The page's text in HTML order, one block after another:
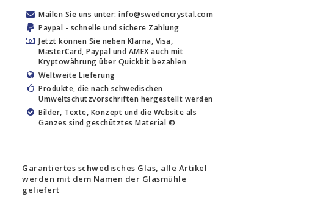
Mailen Sie uns unter: info@swedencrystal.com
Paypal - schnelle und sichere Zahlung
Jetzt können Sie neben Klarna, Visa,
MasterCard, Paypal und AMEX auch mit
Kryptowährung über Quickbit bezahlen
Weltweite Lieferung
Produkte, die nach schwedischen
Umweltschutzvorschriften hergestellt werden
Bilder, Texte, Konzept und die Website als
Ganzes sind geschütztes Material ©
Garantiertes schwedisches Glas, alle Artikel
werden mit dem Namen der Glasmühle
geliefert